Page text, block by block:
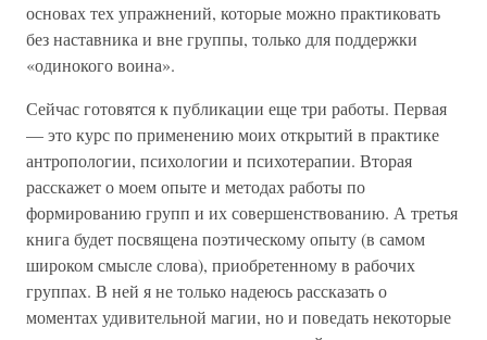
основах тех упражнений, которые можно практиковать
без наставника и вне группы, только для поддержки
«одинокого воина».
Сейчас готовятся к публикации еще три работы. Первая
— это курс по применению моих открытий в практике
антропологии, психологии и психотерапии. Вторая
расскажет о моем опыте и методах работы по
формированию групп и их совершенствованию. А третья
книга будет посвящена поэтическому опыту (в самом
широком смысле слова), приобретенному в рабочих
группах. В ней я не только надеюсь рассказать о
моментах удивительной магии, но и поведать некоторые